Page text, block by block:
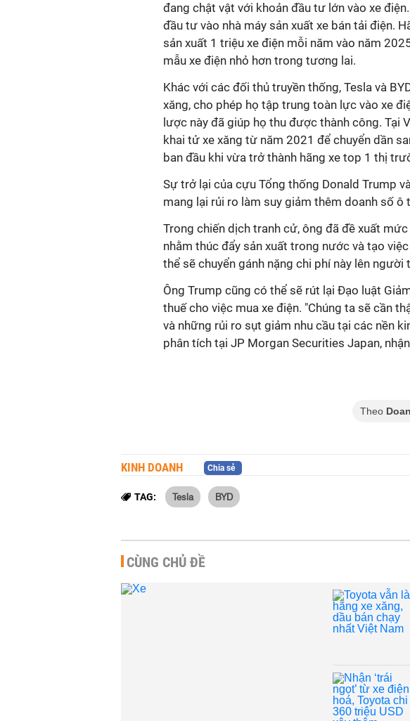
đang chật vật với khoản đầu tư lớn vào xe
đầu tư vào nhà máy sản xuất xe bán tải điện.
sản xuất 1 triệu xe điện mỗi năm vào năm
mẫu xe điện nhỏ hơn trong tương lai.
Khác với các đối thủ truyền thống, Tesla và
xăng, cho phép họ tập trung toàn lực vào xe
lược này đã giúp họ thu được thành công. Tại
khai tử xe xăng từ năm 2021 để chuyển dần
ban đầu khi vừa trở thành hãng xe top 1 thị
Sự trở lại của cựu Tổng thống Donald Trump
mang lại rủi ro làm suy giảm thêm doanh số ô
Trong chiến dịch tranh cử, ông đã đề xuất
nhằm thúc đẩy sản xuất trong nước và tạo
thể sẽ chuyển gánh nặng chi phí này lên người
Ông Trump cũng có thể sẽ rút lại Đạo luật
thuế cho việc mua xe điện. "Chúng ta sẽ cần
và những rủi ro sụt giảm nhu cầu tại các nền
phân tích tại JP Morgan Securities Japan,
Theo
KINH DOANH Chia sẻ
TAG: Tesla BYD
CÙNG CHỦ ĐỀ
Ôtô từ Trung Quốc ồ ạt vào
Toyota vẫn là
dầu bán chạy
KINH DOANH -
Nhận ‘trái ngọt’
hoá, Toyota chi
USD xây thêm...